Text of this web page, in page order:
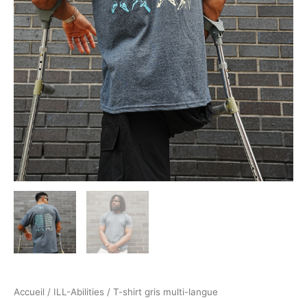
Accueil / ILL-Abilities / T-shirt gris multi-langue